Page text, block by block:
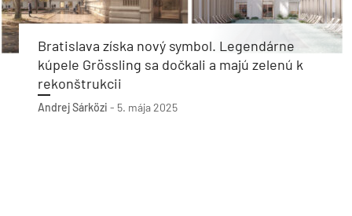
Bratislava získa nový symbol. Legendárne
kúpele Grössling sa dočkali a majú zelenú k
rekonštrukcii
Andrej Sárközi - 5. mája 2025